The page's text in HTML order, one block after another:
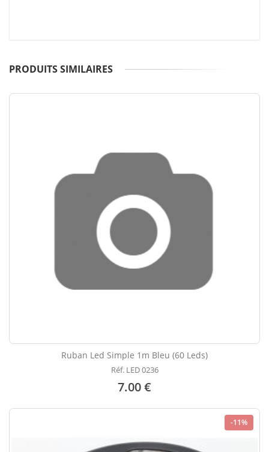
PRODUITS SIMILAIRES
Ruban Led Simple 1m Bleu (60 Leds)
Réf. LED 0236
7.00 €
-11%